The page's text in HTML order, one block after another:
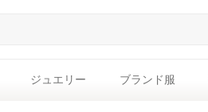
ジュエリー ブランド服